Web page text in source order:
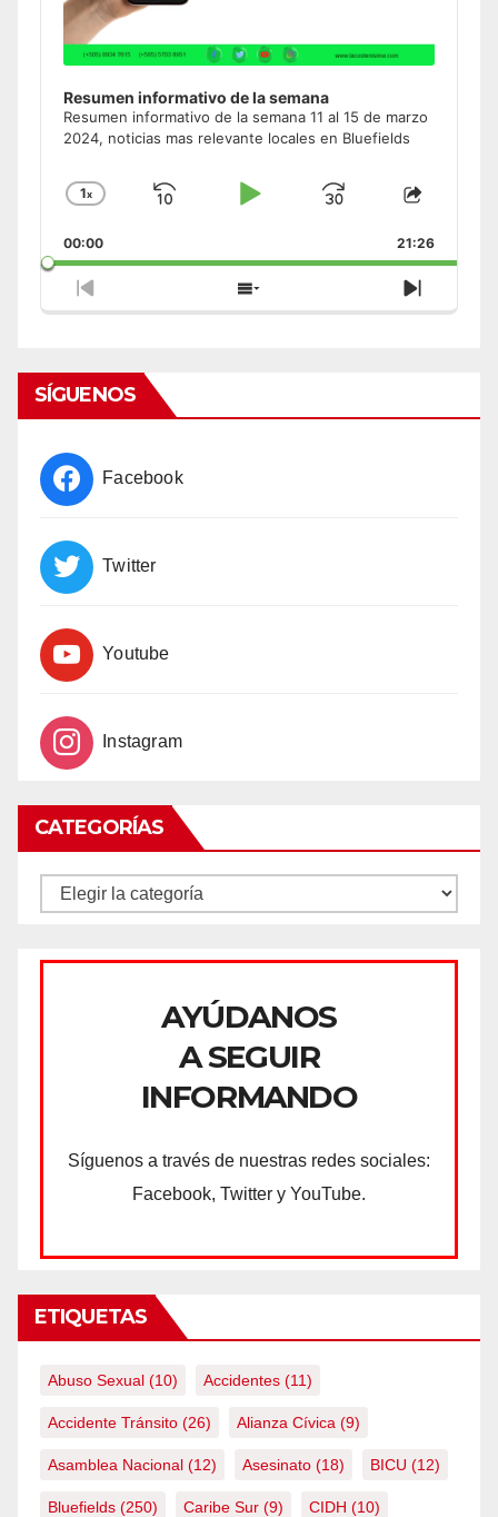
Resumen informativo de la semana
Resumen informativo de la semana 11 al 15 de marzo
2024, noticias mas relevante locales en Bluefields
Change
Rate
1x
Skip
Play
Jump
Forward
Share
Episode
00:00 21:26
Previous
Episode
Show
Episodes
Next
Episode
SÍGUENOS
Facebook
Twitter
Youtube
Instagram
CATEGORÍAS
CATEGORÍAS
AYÚDANOS
A SEGUIR
INFORMANDO
Síguenos a través de nuestras redes sociales:
Facebook, Twitter y YouTube.
ETIQUETAS
Abuso Sexual (10) Accidentes (11)
Accidente Tránsito (26) Alianza Cívica (9)
Asamblea Nacional (12) Asesinato (18) BICU (12)
Bluefields (250) Caribe Sur (9) CIDH (10)